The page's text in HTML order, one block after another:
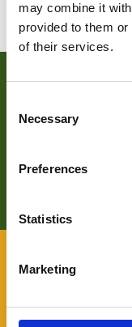
may combine it
provided to them
of their services.
Selection
Necessary
Preferences
Statistics
Marketing
Zoek je meer
Langstraat? Klik
Benieuwd naar
Langstraat en wil je
kunt terecht bij